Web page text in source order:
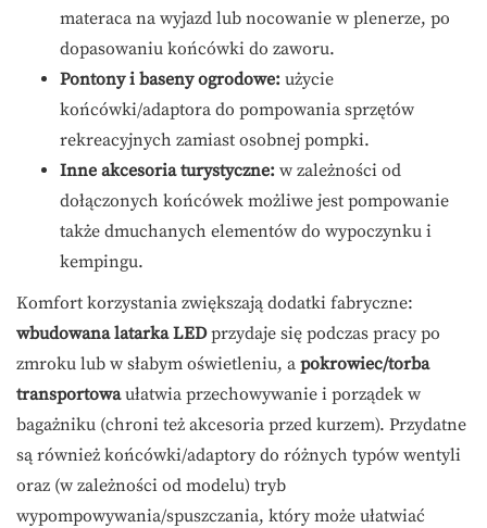
materaca na wyjazd lub nocowanie w plenerze, po
dopasowaniu końcówki do zaworu.
Pontony i baseny ogrodowe: użycie
końcówki/adaptora do pompowania sprzętów
rekreacyjnych zamiast osobnej pompki.
Inne akcesoria turystyczne: w zależności od
dołączonych końcówek możliwe jest pompowanie
także dmuchanych elementów do wypoczynku i
kempingu.
Komfort korzystania zwiększają dodatki fabryczne:
wbudowana latarka LEDprzydaje się podczas pracy po
zmroku lub w słabym oświetleniu, a pokrowiec/torba
transportowaułatwia przechowywanie i porządek w
bagażniku (chroni też akcesoria przed kurzem). Przydatne
są również końcówki/adaptory do różnych typów wentyli
oraz (w zależności od modelu) tryb
wypompowywania/spuszczania, który może ułatwiać